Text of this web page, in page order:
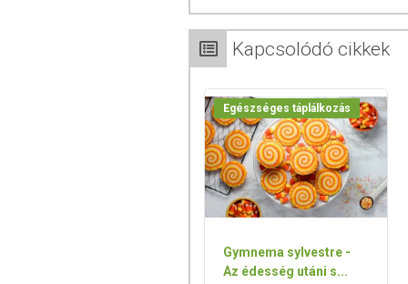
A karnitint a szervezetünk képes
B6-vitamin, valamint két aminosav a
Az L-Carnitine jótékony hatásai:
Fokozza az izmok erőnlétét és
Csökkenti a testzsír mennyiségét
Hozzájárul az egészséges
Csecsemők és kisgyermekek
Mivel az L-karnitint elsősorban a
vegetáriánus táplálkozás a szervezet L-
Kapcsolódó cikkek
Egészséges táplálkozás
Gymnema sylvestre -
Az édesség utáni s...